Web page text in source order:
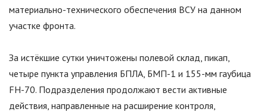
материально-технического обеспечения ВСУ на данном
участке фронта.
За истёкшие сутки уничтожены полевой склад, пикап,
четыре пункта управления БПЛА, БМП-1 и 155-мм гаубица
FH-70. Подразделения продолжают вести активные
действия, направленные на расширение контроля,